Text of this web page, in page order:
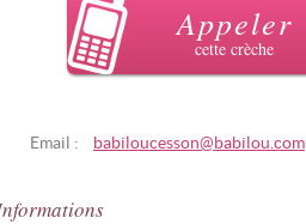
Appeler
cette crèche
Email : babiloucesson@babilou.com